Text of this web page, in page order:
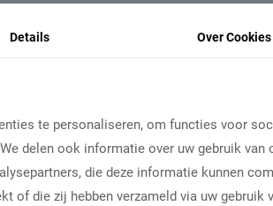
Details Over Cookies
te personaliseren, om functies voor
delen ook informatie over uw gebruik van
die deze informatie kunnen
of die zij hebben verzameld via uw gebruik